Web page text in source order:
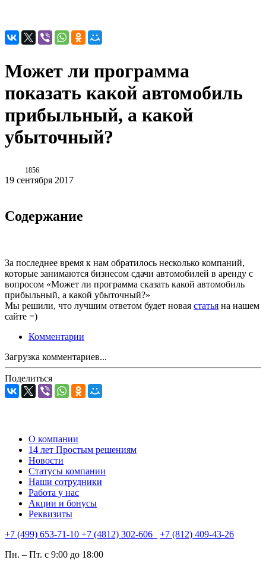
Может ли программа
показать какой автомобиль
прибыльный, а какой
убыточный?
1856
19 сентября 2017
Содержание
За последнее время к нам обратилось несколько компаний,
которые занимаются бизнесом сдачи автомобилей в аренду с
вопросом «Может ли программа сказать какой автомобиль
прибыльный, а какой убыточный?»
Мы решили, что лучшим ответом будет новая статья на нашем
сайте =)
Комментарии
Загрузка комментариев...
Поделиться
О компании
14 лет Простым решениям
Новости
Статусы компании
Наши сотрудники
Работа у нас
Акции и бонусы
Реквизиты
+7 (499) 653-71-10 +7 (4812) 302-606
+7 (812) 409-43-26
Пн. – Пт. с 9:00 до 18:00